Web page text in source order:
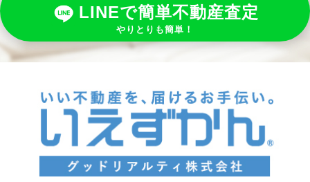
LINEで簡単不動産査定
やりとりも簡単！